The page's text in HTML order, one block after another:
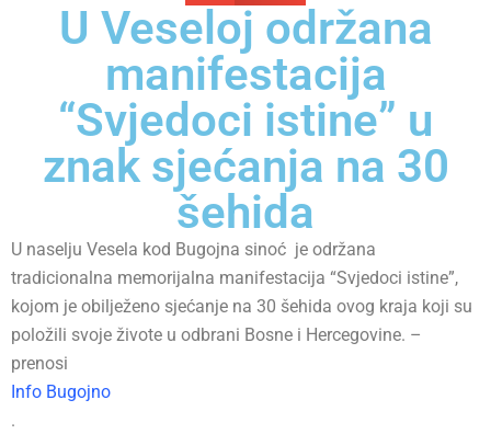
U Veseloj održana
manifestacija
“Svjedoci istine” u
znak sjećanja na 30
šehida
U naselju Vesela kod Bugojna sinoć je održana
tradicionalna memorijalna manifestacija “Svjedoci istine”,
kojom je obilježeno sjećanje na 30 šehida ovog kraja koji su
položili svoje živote u odbrani Bosne i Hercegovine. –
prenosi
Info Bugojno
.